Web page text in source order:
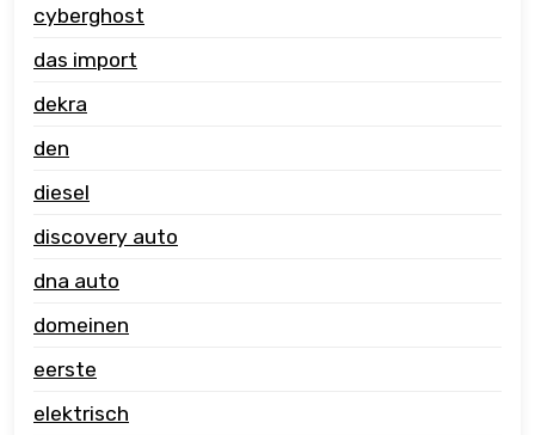
cyberghost
das import
dekra
den
diesel
discovery auto
dna auto
domeinen
eerste
elektrisch